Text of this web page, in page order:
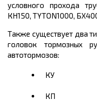
условного прохода
КН150, TYTON1000,
Также существует два
головок тормозных
автотормозов:
КУ
КП